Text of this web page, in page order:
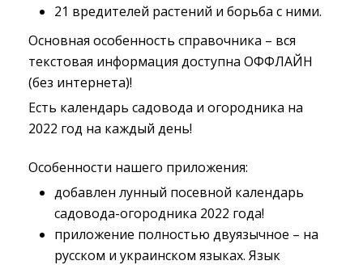
21 вредителей растений и борьба с ними.
Основная особенность справочника – вся
текстовая информация доступна ОФФЛАЙН
(без интернета)!
Есть календарь садовода и огородника на
2022 год на каждый день!
Особенности нашего приложения:
добавлен лунный посевной календарь
садовода-огородника 2022 года!
приложение полностью двуязычное – на
русском и украинском языках. Язык